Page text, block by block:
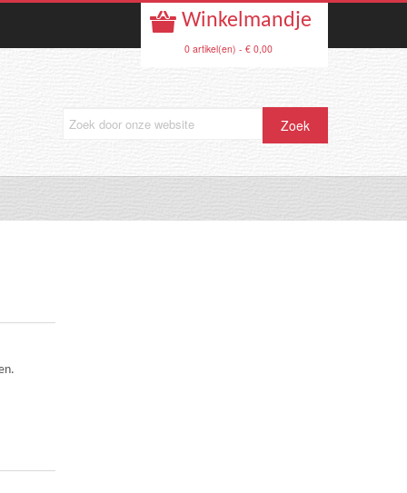
Winkelmandje
0 artikel(en) - € 0,00